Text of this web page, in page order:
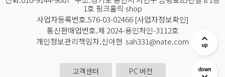
1호 핑크홀릭 shop
사업자등록번호.576-03-02466 [사업자정보확인]
통신판매업번호.제 2024-용인처인-3112호
개인정보관리책임자.신아현 sah331@nate.com
고객센터 PC 버전